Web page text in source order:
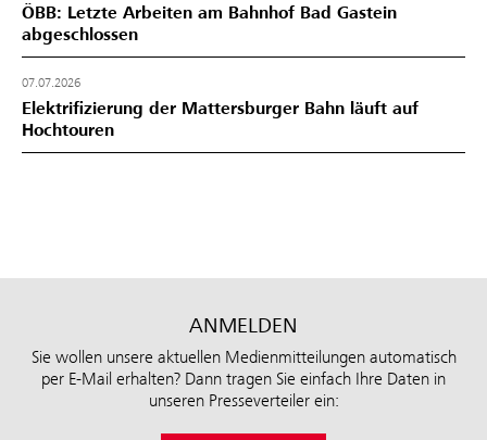
ÖBB: Letzte Arbeiten am Bahnhof Bad Gastein
abgeschlossen
07.07.2026
Elektrifizierung der Mattersburger Bahn läuft auf
Hochtouren
ANMELDEN
Sie wollen unsere aktuellen Medienmitteilungen automatisch
per E-Mail erhalten? Dann tragen Sie einfach Ihre Daten in
unseren Presseverteiler ein: